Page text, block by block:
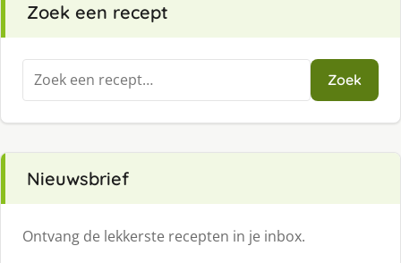
Zoek een recept
Zoeken
naar:
Zoek
Nieuwsbrief
Ontvang de lekkerste recepten in je inbox.